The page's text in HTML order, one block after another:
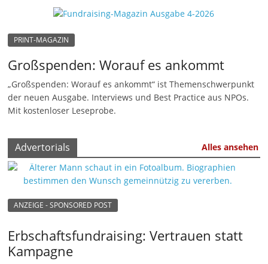
a
t
i
n
S
p
n
e
PRINT-MAGAZIN
Großspenden: Worauf es ankommt
„Großspenden: Worauf es ankommt“ ist Themenschwerpunkt
der neuen Ausgabe. Interviews und Best Practice aus NPOs.
Mit kostenloser Leseprobe.
Advertorials Alles ansehen
ANZEIGE - SPONSORED POST
Erbschaftsfundraising: Vertrauen statt
Kampagne